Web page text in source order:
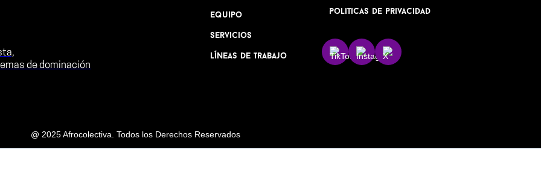
de dominación
Equipo
Servicios
Líneas de Trabajo
Politicas de privacidad
@ 2025 Afrocolectiva. Todos los Derechos Reservados